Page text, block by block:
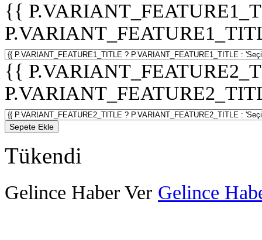
{{
{{
Sepete Ekle
Tükendi
Gelince Haber Ver Gelince